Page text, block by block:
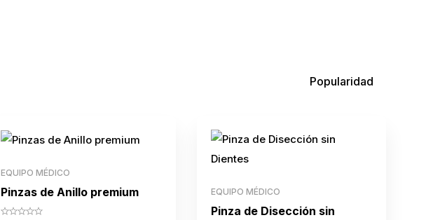
Popularidad
EQUIPO MÉDICO
Pinzas de Anillo premium EQUIPO MÉDICO
Pinza de Disección sin